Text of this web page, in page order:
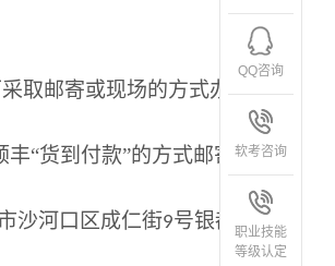
取邮寄或现场的方式办理
丰“货到付款”的方式邮寄。
沙河口区成仁街9号银都大
QQ咨询
软考咨询
职业技能
等级认定